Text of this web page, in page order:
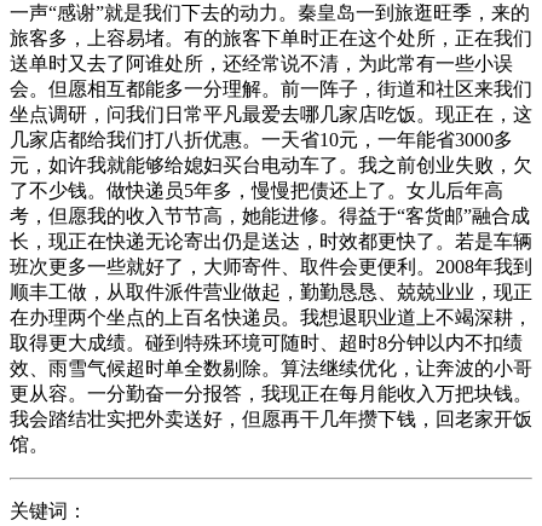
一声“感谢”就是我们下去的动力。秦皇岛一到旅逛旺季，来的
旅客多，上容易堵。有的旅客下单时正在这个处所，正在我们
送单时又去了阿谁处所，还经常说不清，为此常有一些小误
会。但愿相互都能多一分理解。前一阵子，街道和社区来我们
坐点调研，问我们日常平凡最爱去哪几家店吃饭。现正在，这
几家店都给我们打八折优惠。一天省10元，一年能省3000多
元，如许我就能够给媳妇买台电动车了。我之前创业失败，欠
了不少钱。做快递员5年多，慢慢把债还上了。女儿后年高
考，但愿我的收入节节高，她能进修。得益于“客货邮”融合成
长，现正在快递无论寄出仍是送达，时效都更快了。若是车辆
班次更多一些就好了，大师寄件、取件会更便利。2008年我到
顺丰工做，从取件派件营业做起，勤勤恳恳、兢兢业业，现正
在办理两个坐点的上百名快递员。我想退职业道上不竭深耕，
取得更大成绩。碰到特殊环境可随时、超时8分钟以内不扣绩
效、雨雪气候超时单全数剔除。算法继续优化，让奔波的小哥
更从容。一分勤奋一分报答，我现正在每月能收入万把块钱。
我会踏结壮实把外卖送好，但愿再干几年攒下钱，回老家开饭
馆。
关键词：